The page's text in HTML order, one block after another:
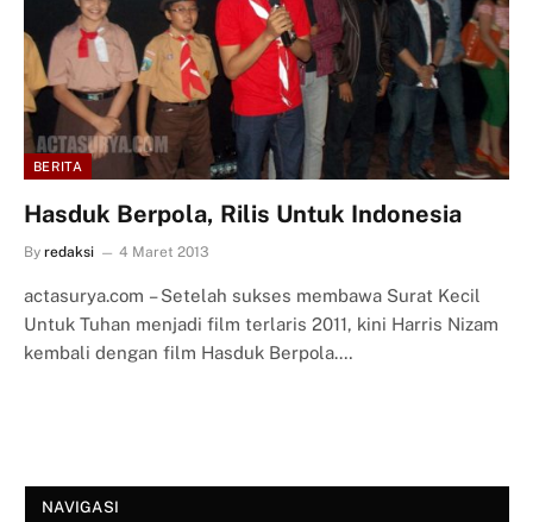
BERITA
Hasduk Berpola, Rilis Untuk Indonesia
By redaksi 4 Maret 2013
actasurya.com – Setelah sukses membawa Surat Kecil
Untuk Tuhan menjadi film terlaris 2011, kini Harris Nizam
kembali dengan film Hasduk Berpola.…
NAVIGASI